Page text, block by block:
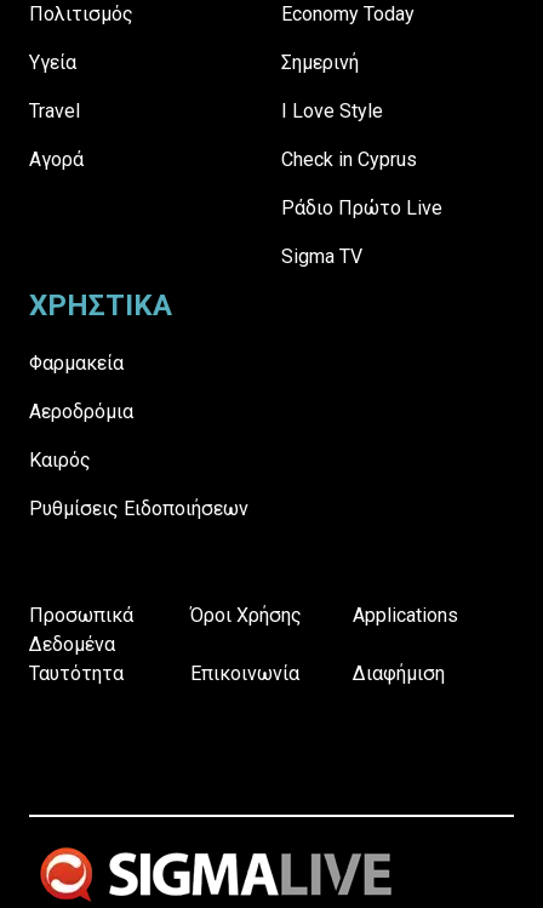
Πολιτισμός
Υγεία
Travel
Αγορά
Economy Today
Σημερινή
I Love Style
Check in Cyprus
Ράδιο Πρώτο Live
Sigma TV
ΧΡΗΣΤΙΚΑ
Φαρμακεία
Αεροδρόμια
Καιρός
Ρυθμίσεις Ειδοποιήσεων
Προσωπικά
Δεδομένα
Όροι Χρήσης Applications
Ταυτότητα Επικοινωνία Διαφήμιση